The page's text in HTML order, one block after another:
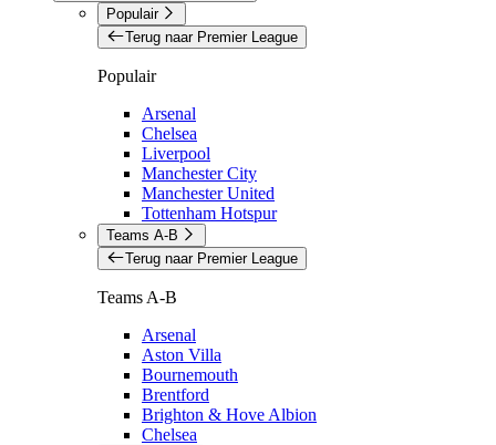
Populair
Terug naar Premier League
Populair
Arsenal
Chelsea
Liverpool
Manchester City
Manchester United
Tottenham Hotspur
Teams A-B
Terug naar Premier League
Teams A-B
Arsenal
Aston Villa
Bournemouth
Brentford
Brighton & Hove Albion
Chelsea